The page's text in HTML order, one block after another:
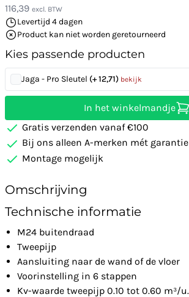
116,39 excl. BTW
Levertijd 4 dagen
Product kan niet worden geretourneerd
Kies passende producten
Jaga - Pro Sleutel (+ 12,71) bekijk
In het winkelmandje
Gratis verzenden vanaf €100
Bij ons alleen A-merken mét garantie
Montage mogelijk
Omschrijving
Technische informatie
M24 buitendraad
Tweepijp
Aansluiting naar de wand of de vloer
Voorinstelling in 6 stappen
Kv-waarde tweepijp 0.10 tot 0.60 m³/u.